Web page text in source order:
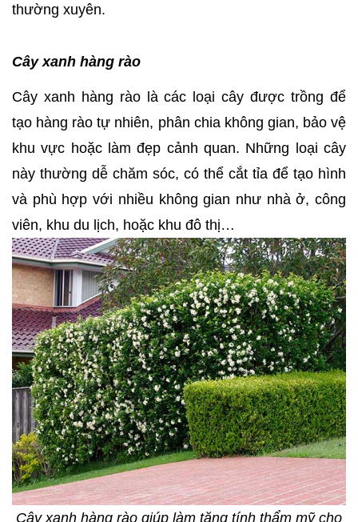
thường xuyên.
Cây xanh hàng rào
Cây xanh hàng rào là các loại cây được trồng để
tạo hàng rào tự nhiên, phân chia không gian, bảo vệ
khu vực hoặc làm đẹp cảnh quan. Những loại cây
này thường dễ chăm sóc, có thể cắt tỉa để tạo hình
và phù hợp với nhiều không gian như nhà ở, công
viên, khu du lịch, hoặc khu đô thị…
Cây xanh hàng rào giúp làm tăng tính thẩm mỹ cho